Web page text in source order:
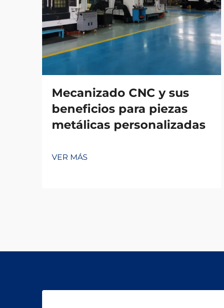
Mecanizado CNC y sus
beneficios para piezas
metálicas personalizadas
VER MÁS